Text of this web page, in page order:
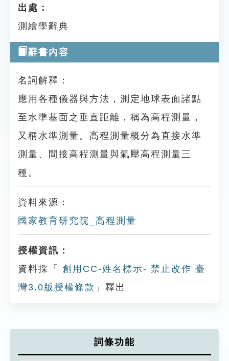
出處：
測繪學辭典
辭書內容
名詞解釋：
應用各種儀器與方法，測定地球表面諸點
至水準基面之垂直距離，稱為高程測量，
又稱水準測量。高程測量概分為直接水準
測量、間接高程測量與氣壓高程測量三
種。
資料來源：
國家教育研究院_高程測量
授權資訊：
資料採「
創用CC-姓名標示- 禁止改作 臺
灣3.0版授權條款 」釋出
詞條功能